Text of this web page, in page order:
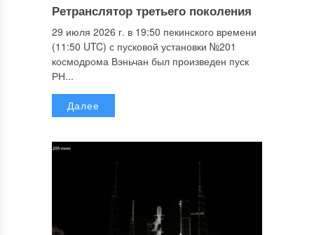
Ретранслятор третьего поколения
29 июля 2026 г. в 19:50 пекинского времени
(11:50 UTC) с пусковой установки №201
космодрома Вэньчан был произведен пуск
РН...
Далее